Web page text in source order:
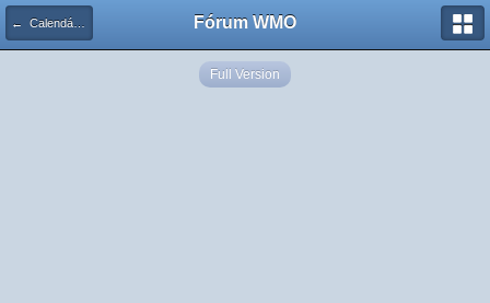
← Calendário de Eventos Fórum WMO
Full Version